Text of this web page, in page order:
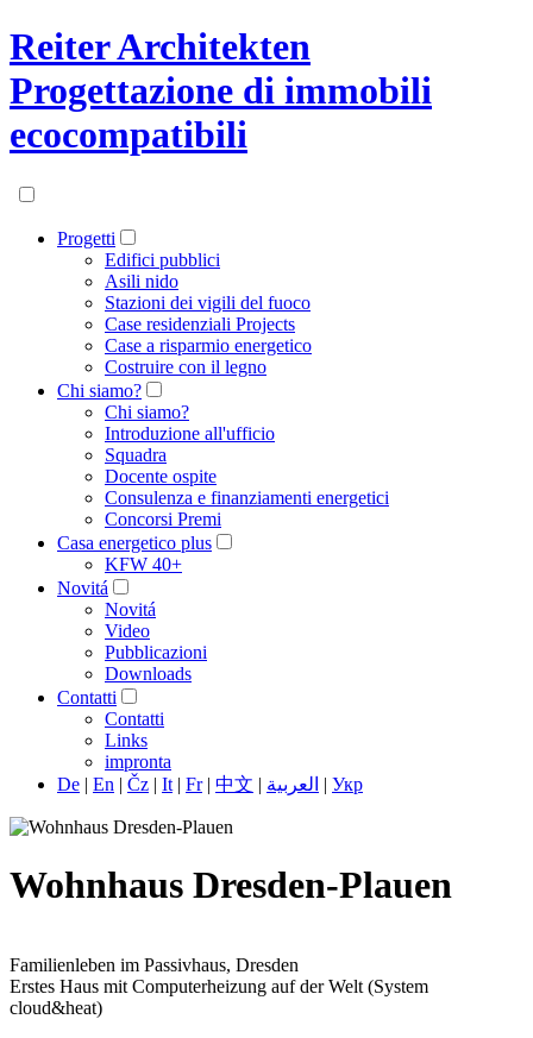
Reiter Architekten
Progettazione di immobili
ecocompatibili
Progetti
Edifici pubblici
Asili nido
Stazioni dei vigili del fuoco
Case residenziali Projects
Case a risparmio energetico
Costruire con il legno
Chi siamo?
Chi siamo?
Introduzione all'ufficio
Squadra
Docente ospite
Consulenza e finanziamenti energetici
Concorsi Premi
Casa energetico plus
KFW 40+
Novitá
Novitá
Video
Pubblicazioni
Downloads
Contatti
Contatti
Links
impronta
De | En | Čz | It | Fr| 中文 | العربية | Укр
Wohnhaus Dresden-Plauen
Familienleben im Passivhaus, Dresden
Erstes Haus mit Computerheizung auf der Welt (System
cloud&heat)